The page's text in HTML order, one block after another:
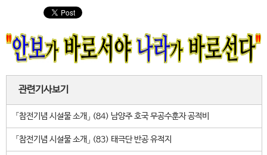
관련기사보기
「참전기념 시설물 소개」 (84) 남양주 호국 무공수훈자 공적비
「참전기념 시설물 소개」 (83) 태극단 반공 유적지